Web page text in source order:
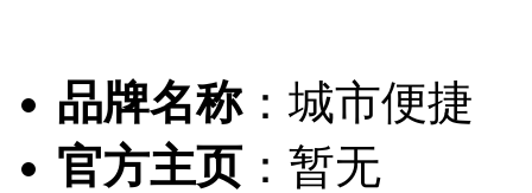
品牌名称： 城市便捷
官方主页 ：暂无